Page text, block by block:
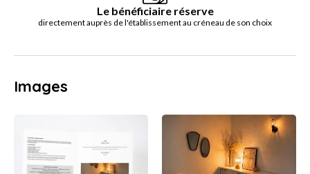
Le bénéficiaire réserve
directement auprès de l'établissement au créneau de son choix
Images